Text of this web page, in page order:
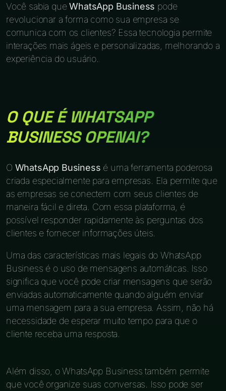
Você sabia queWhatsApp Business pode
revolucionar a forma como sua empresa se
comunica com os clientes? Essa tecnologia permite
interações mais ágeis e personalizadas, melhorando a
experiência do usuário.
O QUE É WHATSAPP
BUSINESS OPENAI?
O WhatsApp Business é uma ferramenta poderosa
criada especialmente para empresas. Ela permite que
as empresas se conectem com seus clientes de
maneira fácil e direta. Com essa plataforma, é
possível responder rapidamente às perguntas dos
clientes e fornecer informações úteis.
Uma das características mais legais do WhatsApp
Business é o uso de mensagens automáticas. Isso
significa que você pode criar mensagens que serão
enviadas automaticamente quando alguém enviar
uma mensagem para a sua empresa. Assim, não há
necessidade de esperar muito tempo para que o
cliente receba uma resposta.
Além disso, o WhatsApp Business também permite
que você organize suas conversas. Isso pode ser